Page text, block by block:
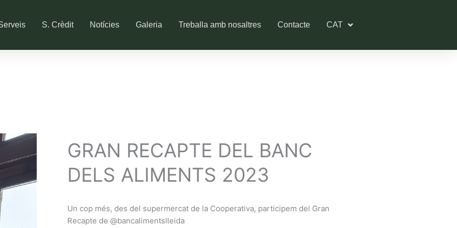
S. Crèdit Notícies Galeria Treballa amb nosaltres Contacte CAT
GRAN RECAPTE DEL BANC
DELS ALIMENTS 2023
Un cop més, des del supermercat de la Cooperativa, participem del Gran
Recapte de @bancalimentslleida